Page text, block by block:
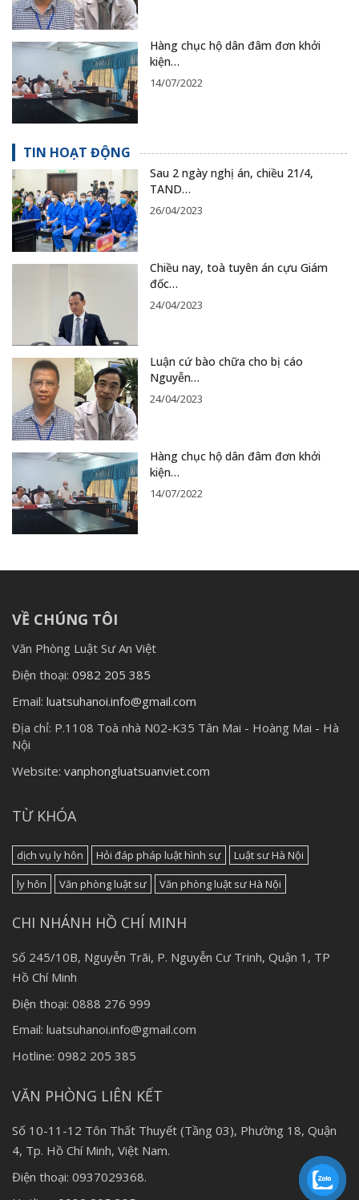
Hàng chục hộ dân đâm đơn khởi
kiện…
14/07/2022
TIN HOẠT ĐỘNG
Sau 2 ngày nghị án, chiều 21/4,
TAND…
26/04/2023
Chiều nay, toà tuyên án cựu Giám
đốc…
24/04/2023
Luận cứ bào chữa cho bị cáo
Nguyễn…
24/04/2023
Hàng chục hộ dân đâm đơn khởi
kiện…
14/07/2022
VỀ CHÚNG TÔI
Văn Phòng Luật Sư An Việt
Điện thoại: 0982 205 385
Email: luatsuhanoi.info@gmail.com
Địa chỉ: P.1108 Toà nhà N02-K35 Tân Mai - Hoàng Mai - Hà
Nội
Website: vanphongluatsuanviet.com
TỪ KHÓA
dịch vụ ly hôn Hỏi đáp pháp luật hình sự
Luật sư Hà Nội
ly hôn
Văn phòng luật sư Văn phòng luật sư Hà Nội
CHI NHÁNH HỒ CHÍ MINH
Số 245/10B, Nguyễn Trãi, P. Nguyễn Cư Trinh, Quận 1, TP
Hồ Chí Minh
Điện thoại: 0888 276 999
Email: luatsuhanoi.info@gmail.com
Hotline: 0982 205 385
VĂN PHÒNG LIÊN KẾT
Số 10-11-12 Tôn Thất Thuyết (Tầng 03), Phường 18, Quận
4, Tp. Hồ Chí Minh, Việt Nam.
Điện thoại: 0937029368.